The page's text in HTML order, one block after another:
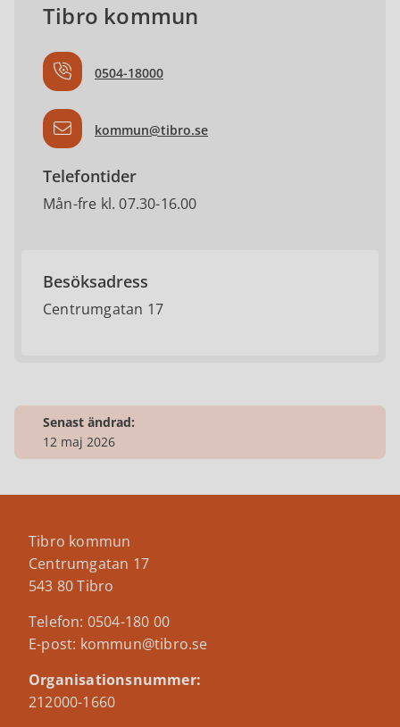
Tibro kommun
0504-18000
kommun@tibro.se
Telefontider
Mån-fre kl. 07.30-16.00
Besöksadress
Centrumgatan 17
Senast ändrad:
12 maj 2026
Tibro kommun
Centrumgatan 17
543 80 Tibro
Telefon: 0504-180 00
E-post: kommun@tibro.se
Organisationsnummer:
212000-1660